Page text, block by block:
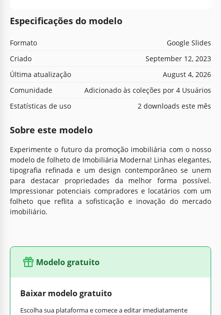
Especificações do modelo
Formato
Google Slides
Criado
September 12, 2023
Última atualização
August 4, 2026
Comunidade
Adicionado às coleções por 4 Usuários
Estatísticas de uso
2 downloads este mês
Sobre este modelo
Experimente o futuro da promoção imobiliária com o nosso
modelo de folheto de Imobiliária Moderna! Linhas elegantes,
tipografia refinada e um design contemporâneo se unem
para destacar propriedades da melhor forma possível.
Impressionar potenciais compradores e locatários com um
folheto que reflita a sofisticação e inovação do mercado
imobiliário.
Modelo gratuito
Baixar modelo gratuito
Escolha sua plataforma e comece a editar imediatamente